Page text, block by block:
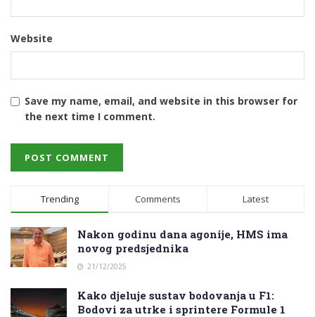
Website
Save my name, email, and website in this browser for
the next time I comment.
Trending Comments Latest
Nakon godinu dana agonije, HMS ima
novog predsjednika
21/12/2025
Kako djeluje sustav bodovanja u F1:
Bodovi za utrke i sprintere Formule 1